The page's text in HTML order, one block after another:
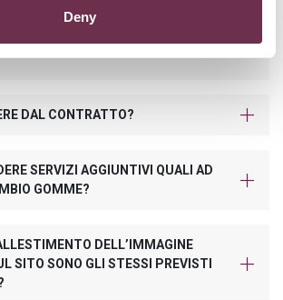
Deny
DAL CONTRATTO?
SERVIZI AGGIUNTIVI QUALI AD
GOMME?
DELL’IMMAGINE
SITO SONO GLI STESSI PREVISTI